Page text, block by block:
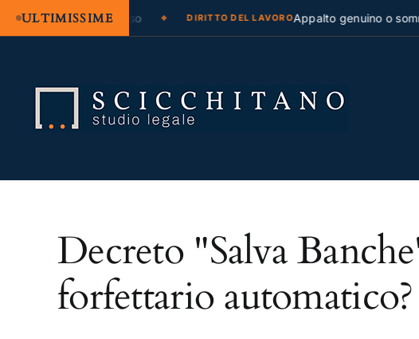
ULTIMISSIME
legale e regresso DIRITTO DEL LAVOROAppalto genuino o
Decreto "Salva
forfettario automatico?